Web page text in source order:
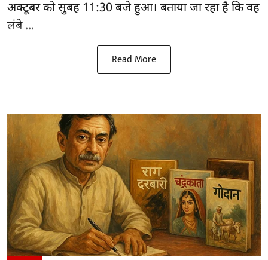
अक्टूबर को सुबह 11:30 बजे हुआ। बताया जा रहा है कि वह
लंबे ...
Read More